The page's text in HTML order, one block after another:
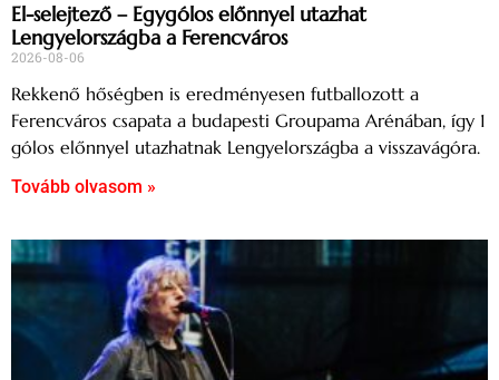
El-selejtező – Egygólos előnnyel utazhat
Lengyelországba a Ferencváros
2026-08-06
Rekkenő hőségben is eredményesen futballozott a
Ferencváros csapata a budapesti Groupama Arénában, így 1
gólos előnnyel utazhatnak Lengyelországba a visszavágóra.
Tovább olvasom »